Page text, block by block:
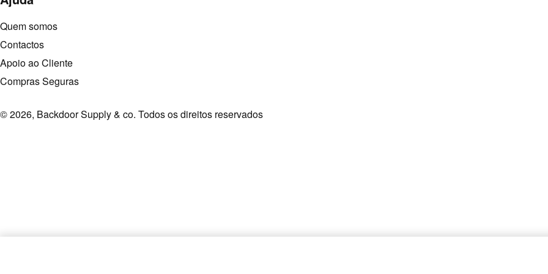
Quem somos
Contactos
Apoio ao Cliente
Compras Seguras
© 2026, Backdoor Supply & co. Todos os direitos reservados